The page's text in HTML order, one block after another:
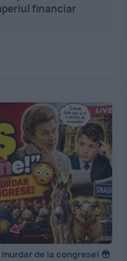
financiar
de la congrese! 😳